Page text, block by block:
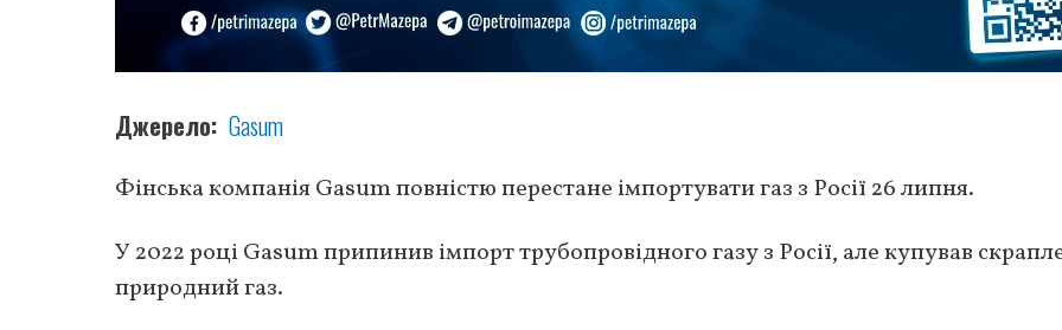
Джерело Gasum
Фінська компанія Gasum повністю перестане імпортувати газ з Росії 26 липня.
У 2022 році Gasum припинив імпорт трубопровідного газу з Росії, але купував
природний газ.